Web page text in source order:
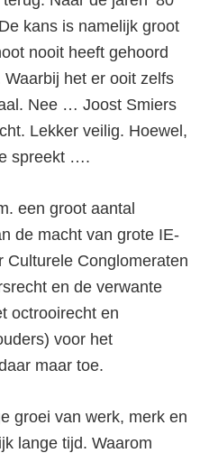
kans is namelijk groot
nooit heeft gehoord
Waarbij het er ooit zelfs
Nee … Joost Smiers
Lekker veilig. Hoewel,
spreekt ….
een groot aantal
de macht van grote IE-
Culturele Conglomeraten
en de verwante
octrooirecht en
voor het
maar toe.
groei van werk, merk en
lange tijd. Waarom